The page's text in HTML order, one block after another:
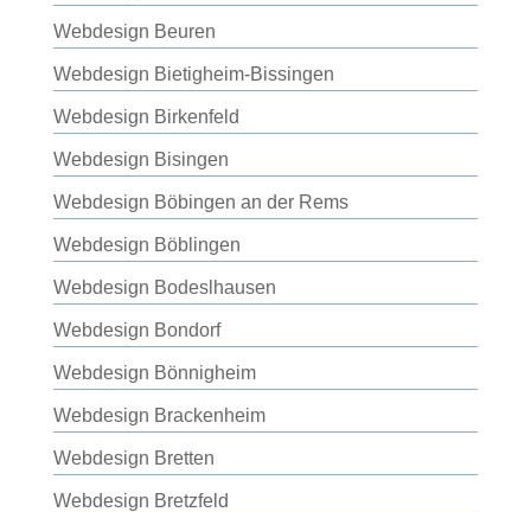
Webdesign Beuren
Webdesign Bietigheim-Bissingen
Webdesign Birkenfeld
Webdesign Bisingen
Webdesign Böbingen an der Rems
Webdesign Böblingen
Webdesign Bodeslhausen
Webdesign Bondorf
Webdesign Bönnigheim
Webdesign Brackenheim
Webdesign Bretten
Webdesign Bretzfeld